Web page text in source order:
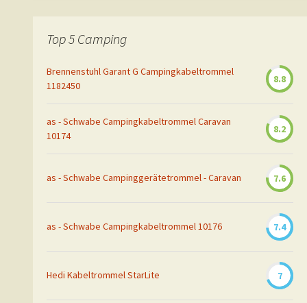
Top 5 Camping
Brennenstuhl Garant G Campingkabeltrommel
1182450
8.8
as - Schwabe Campingkabeltrommel Caravan
10174
8.2
as - Schwabe Campinggerätetrommel - Caravan 7.6
as - Schwabe Campingkabeltrommel 10176 7.4
Hedi Kabeltrommel StarLite 7